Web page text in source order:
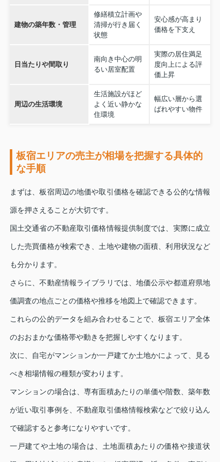
建物の築年数・管理
修繕積立計画や
清掃が行き届く
状態
安心感が高まり
価格を下支え
日当たりや間取り
南向き中心の明
るい居室配置
実際の居住満足
度向上による評
価上昇
周辺の生活環境
生活施設がほど
よく近い静かな
住環境
幅広い層から選
ばれやすい物件
板宿エリアの売主が相場を把握する具体的
な手順
まずは、板宿周辺の地価や取引価格を確認できる公的な情報
源を押さえることが大切です。
国土交通省の不動産取引価格情報提供制度では、実際に成立
した売買価格が検索でき、土地や建物の面積、利用状況など
も分かります。
さらに、不動産情報ライブラリでは、地価公示や都道府県地
価調査の地点ごとの価格や推移を地図上で確認できます。
これらの公的データを組み合わせることで、板宿エリア全体
のおおまかな価格帯や動きを把握しやすくなります。
次に、自宅がマンションか一戸建てか土地かによって、見る
べき相場情報の種類が変わります。
マンションの場合は、専有面積あたりの単価や階数、築年数
が近い取引事例を、不動産取引価格情報検索などで絞り込ん
で確認すると参考になりやすいです。
一戸建てや土地の場合は、土地面積あたりの価格や接道状